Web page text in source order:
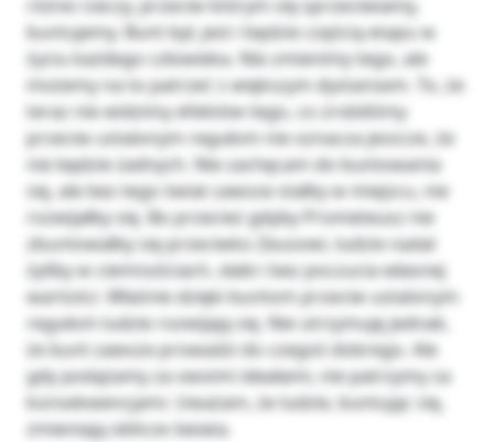
różne rzeczy, przeciw którym się sprzeciwiamy,
buntujemy. Bunt był, jest i będzie częścią etapu w
życiu każdego człowieka. Nie zmienimy tego, ale
możemy na to patrzeć z większym dystansem. To, że
teraz nie widzimy efektów tego, co zrobiliśmy
przeciw ustalonym regułom nie oznacza jeszcze, że
nie będzie żadnych. Nie zachęcam do buntowania
się, ale bez tego świat zawsze stałby w miejscu, nie
rozwijałby się. Bo przecież gdyby Prometeusz nie
zbuntowałby się przeciwko Zeusowi, ludzie nadal
żyliby w ciemnościach, słabi i bez poczucia własnej
wartości. Właśnie dzięki buntom przeciw ustalonym
regułom ludzie rozwijają się. Nie utrzymuję jednak,
że bunt zawsze prowadzi do czegoś dobrego. Ale
gdy podążamy za swoimi ideałami, nie patrzymy za
konsekwencjami. Uważam, że ludzie, buntując się,
zmieniają oblicze świata.